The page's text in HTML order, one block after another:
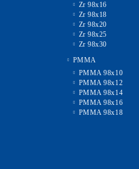
Zr 98x16
Zr 98x18
Zr 98x20
Zr 98x25
Zr 98x30
PMMA
PMMA 98x10
PMMA 98x12
PMMA 98x14
PMMA 98x16
PMMA 98x18